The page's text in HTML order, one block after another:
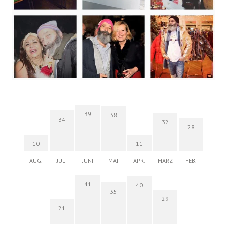
10
AUG.
34
JULI
39
JUNI
38
MAI
11
APR.
32
MÄRZ
28
FEB.
21
41
35
40
29